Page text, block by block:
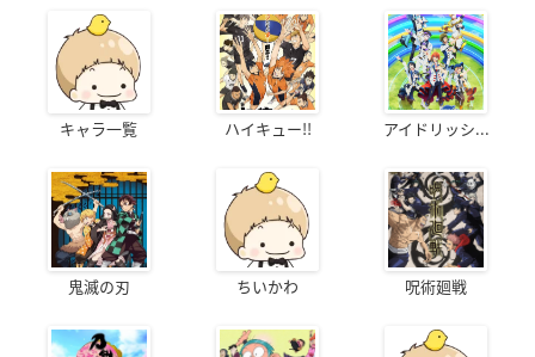
キャラ一覧 ハイキュー!! アイドリッシ...
鬼滅の刃 ちいかわ 呪術廻戦